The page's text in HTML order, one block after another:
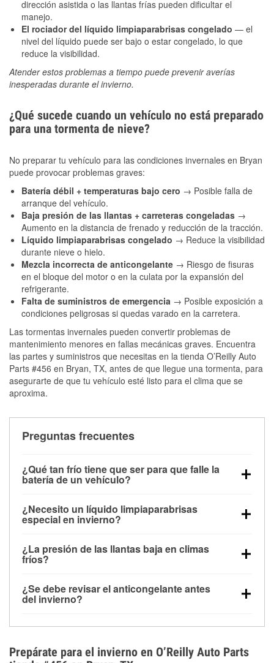
dirección asistida o las llantas frías pueden dificultar el
manejo.
El rociador del líquido limpiaparabrisas congelado — el
nivel del líquido puede ser bajo o estar congelado, lo que
reduce la visibilidad.
Atender estos problemas a tiempo puede prevenir averías
inesperadas durante el invierno.
¿Qué sucede cuando un vehículo no está preparado
para una tormenta de nieve?
No preparar tu vehículo para las condiciones invernales en Bryan
puede provocar problemas graves:
Batería débil + temperaturas bajo cero → Posible falla de
arranque del vehículo.
Baja presión de las llantas + carreteras congeladas →
Aumento en la distancia de frenado y reducción de la tracción.
Líquido limpiaparabrisas congelado → Reduce la visibilidad
durante nieve o hielo.
Mezcla incorrecta de anticongelante → Riesgo de fisuras
en el bloque del motor o en la culata por la expansión del
refrigerante.
Falta de suministros de emergencia → Posible exposición a
condiciones peligrosas si quedas varado en la carretera.
Las tormentas invernales pueden convertir problemas de
mantenimiento menores en fallas mecánicas graves. Encuentra
las partes y suministros que necesitas en la tienda O’Reilly Auto
Parts #456 en Bryan, TX, antes de que llegue una tormenta, para
asegurarte de que tu vehículo esté listo para el clima que se
aproxima.
Preguntas frecuentes
¿Qué tan frío tiene que ser para que falle la
batería de un vehículo?
debajo de los 32 °F y puede perder hasta la mitad de
su potencia de arranque cerca de los 0 °F, lo que
arranque.
¿Necesito un líquido limpiaparabrisas
especial en invierno?
la congelación y ayuda a disolver la sal y la nieve
derretida en la carretera para mejorar la visibilidad.
¿La presión de las llantas baja en climas
fríos?
alrededor de 1 PSI por cada 10 °F que baja la
temperatura. Puedes obtener más información sobre
¿Se debe revisar el anticongelante antes
del invierno?
el sobrecalentamiento en condiciones de frío
Prepárate para el invierno en O’Reilly Auto Parts